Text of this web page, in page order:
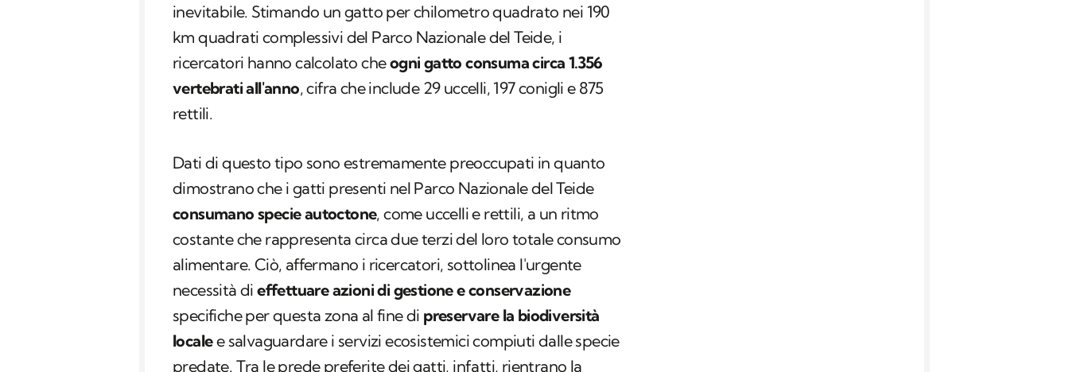
inevitabile. Stimando un gatto per chilometro quadrato nei 190
km quadrati complessivi del Parco Nazionale del Teide, i
ricercatori hanno calcolato cheogni gatto consuma circa 1.356
vertebrati all'anno, cifra che include 29 uccelli, 197 conigli e 875
rettili.
Dati di questo tipo sono estremamente preoccupati in quanto
dimostrano che i gatti presenti nel Parco Nazionale del Teide
consumano specie autoctone, come uccelli e rettili, a un ritmo
costante che rappresenta circa due terzi del loro totale consumo
alimentare. Ciò, affermano i ricercatori, sottolinea l'urgente
necessità dieffettuare azioni di gestione e conservazione
specifiche per questa zona al fine di preservare la biodiversità
localee salvaguardare i servizi ecosistemici compiuti dalle specie
predate. Tra le prede preferite dei gatti, infatti, rientrano la